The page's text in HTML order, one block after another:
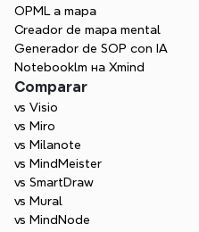
OPML a mapa
Creador de mapa mental
Generador de SOP con IA
Notebooklm на Xmind
Comparar
vs Visio
vs Miro
vs Milanote
vs MindMeister
vs SmartDraw
vs Mural
vs MindNode